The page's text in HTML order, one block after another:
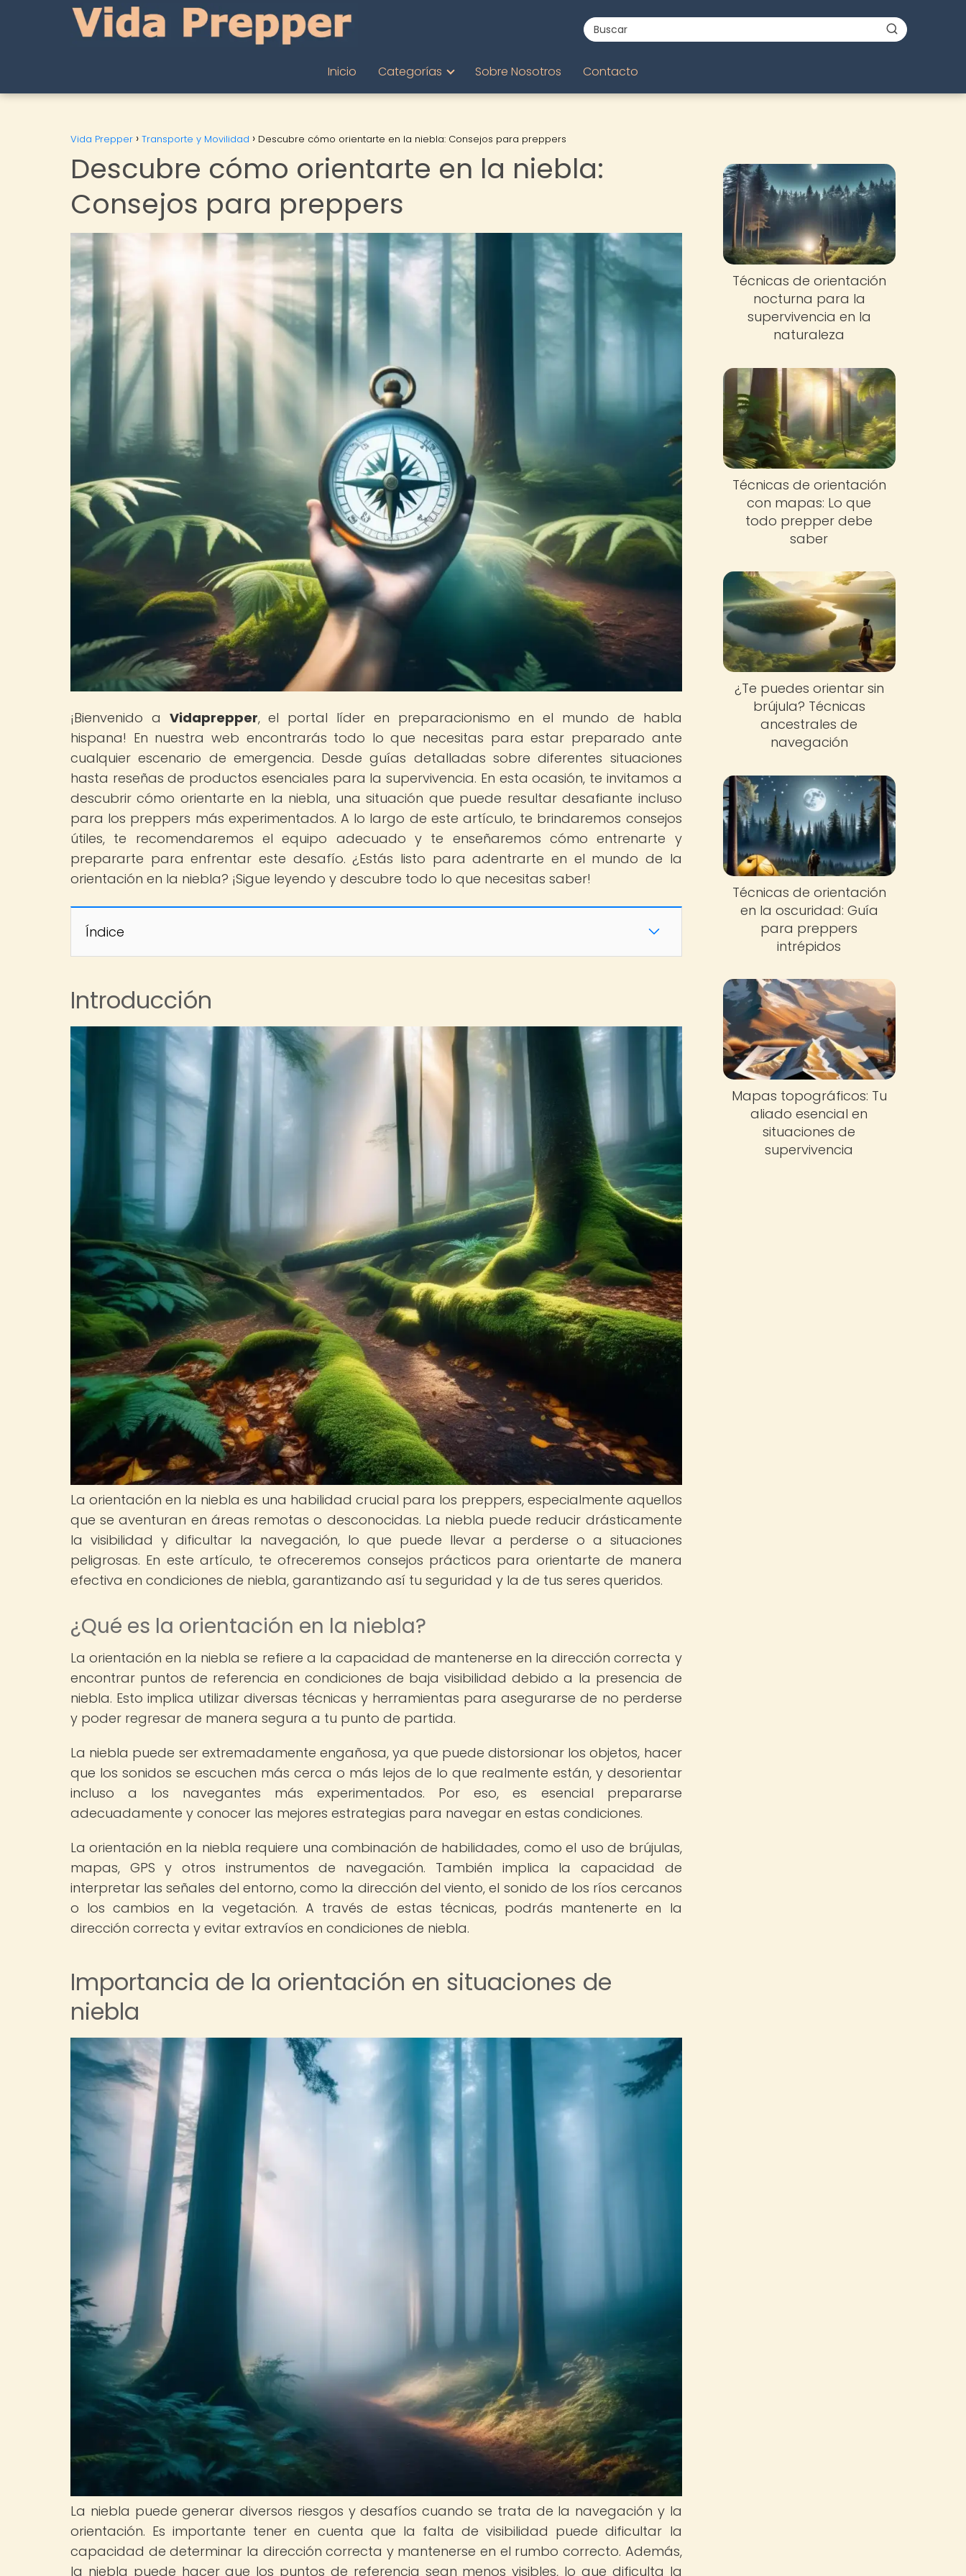
Inicio Categorías Sobre Nosotros Contacto
Vida Prepper Transporte y Movilidad Descubre cómo orientarte en la niebla: Consejos para preppers
Descubre cómo orientarte en la niebla:
Consejos para preppers
¡Bienvenido a Vidaprepper, el portal líder en preparacionismo en el mundo de habla
hispana! En nuestra web encontrarás todo lo que necesitas para estar preparado ante
cualquier escenario de emergencia. Desde guías detalladas sobre diferentes situaciones
hasta reseñas de productos esenciales para la supervivencia. En esta ocasión, te invitamos a
descubrir cómo orientarte en la niebla, una situación que puede resultar desafiante incluso
para los preppers más experimentados. A lo largo de este artículo, te brindaremos consejos
útiles, te recomendaremos el equipo adecuado y te enseñaremos cómo entrenarte y
prepararte para enfrentar este desafío. ¿Estás listo para adentrarte en el mundo de la
orientación en la niebla? ¡Sigue leyendo y descubre todo lo que necesitas saber!
Índice
Introducción
La orientación en la niebla es una habilidad crucial para los preppers, especialmente aquellos
que se aventuran en áreas remotas o desconocidas. La niebla puede reducir drásticamente
la visibilidad y dificultar la navegación, lo que puede llevar a perderse o a situaciones
peligrosas. En este artículo, te ofreceremos consejos prácticos para orientarte de manera
efectiva en condiciones de niebla, garantizando así tu seguridad y la de tus seres queridos.
¿Qué es la orientación en la niebla?
La orientación en la niebla se refiere a la capacidad de mantenerse en la dirección correcta y
encontrar puntos de referencia en condiciones de baja visibilidad debido a la presencia de
niebla. Esto implica utilizar diversas técnicas y herramientas para asegurarse de no perderse
y poder regresar de manera segura a tu punto de partida.
La niebla puede ser extremadamente engañosa, ya que puede distorsionar los objetos, hacer
que los sonidos se escuchen más cerca o más lejos de lo que realmente están, y desorientar
incluso a los navegantes más experimentados. Por eso, es esencial prepararse
adecuadamente y conocer las mejores estrategias para navegar en estas condiciones.
La orientación en la niebla requiere una combinación de habilidades, como el uso de brújulas,
mapas, GPS y otros instrumentos de navegación. También implica la capacidad de
interpretar las señales del entorno, como la dirección del viento, el sonido de los ríos cercanos
o los cambios en la vegetación. A través de estas técnicas, podrás mantenerte en la
dirección correcta y evitar extravíos en condiciones de niebla.
Importancia de la orientación en situaciones de
niebla
La niebla puede generar diversos riesgos y desafíos cuando se trata de la navegación y la
orientación. Es importante tener en cuenta que la falta de visibilidad puede dificultar la
capacidad de determinar la dirección correcta y mantenerse en el rumbo correcto. Además,
la niebla puede hacer que los puntos de referencia sean menos visibles, lo que dificulta la
Técnicas de orientación
nocturna para la
supervivencia en la
naturaleza
Técnicas de orientación
con mapas: Lo que
todo prepper debe
saber
¿Te puedes orientar sin
brújula? Técnicas
ancestrales de
navegación
Técnicas de orientación
en la oscuridad: Guía
para preppers
intrépidos
Mapas topográficos: Tu
aliado esencial en
situaciones de
supervivencia